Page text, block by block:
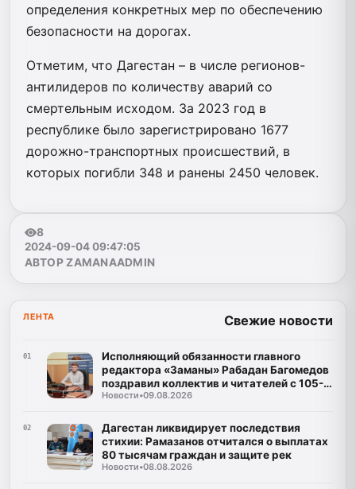
определения конкретных мер по обеспечению
безопасности на дорогах.
Отметим, что Дагестан – в числе регионов-
антилидеров по количеству аварий со
смертельным исходом. За 2023 год в
республике было зарегистрировано 1677
дорожно-транспортных происшествий, в
которых погибли 348 и ранены 2450 человек.
8
2024-09-04 09:47:05
АВТОР ZAMANAADMIN
ЛЕНТА Свежие новости
01
Исполняющий обязанности главного
редактора «Заманы» Рабадан Багомедов
поздравил коллектив и читателей с 105-
летним юбилеем газеты
Новости•09.08.2026
02
Дагестан ликвидирует последствия
стихии: Рамазанов отчитался о выплатах
80 тысячам граждан и защите рек
Новости•08.08.2026